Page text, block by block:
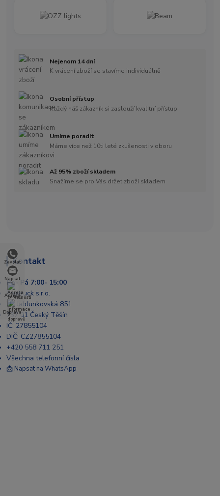
Zavolat
Napsat
Adresa
Doprava
Nejenom 14 dní
K vrácení zboží se stavíme individuálně
Osobní přístup
Každý náš zákazník si zaslouží kvalitní přístup
Umíme poradit
Máme více než 10ti leté zkušenosti v oboru
Až 95% zboží skladem
Snažíme se pro Vás držet zboží skladem
Kontakt
Po- Pá 7:00- 15:00
Enatruck s.r.o.
Ul. Jablunkovská 851
737 01 Český Těšín
IČ: 27855104
DIČ: CZ27855104
+420 558 711 251
Všechna telefonní čísla
📩 Napsat na WhatsApp